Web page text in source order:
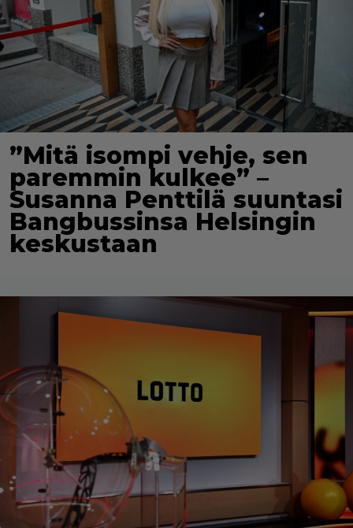
”Mitä isompi vehje, sen
paremmin kulkee” –
Susanna Penttilä suuntasi
Bangbussinsa Helsingin
keskustaan